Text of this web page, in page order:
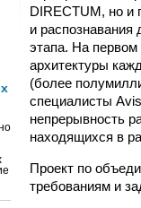
DIRECTUM, но и
и
этапа. На первом
архитектуры
(более
специалисты
непрерывность
находящихся в
Проект по
требованиям и